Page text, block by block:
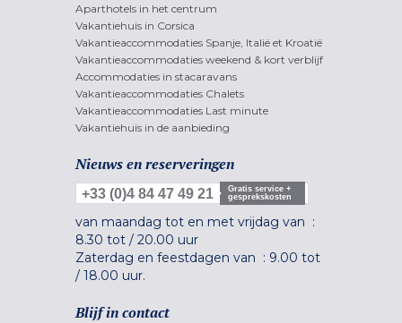
Aparthotels in het centrum
Vakantiehuis in Corsica
Vakantieaccommodaties Spanje, Italië et Kroatië
Vakantieaccommodaties weekend & kort verblijf
Accommodaties in stacaravans
Vakantieaccommodaties Chalets
Vakantieaccommodaties Last minute
Vakantiehuis in de aanbieding
Nieuws en reserveringen
+33 (0)4 84 47 49 21
Gratis service +
gesprekskosten
van maandag tot en met vrijdag van :
8.30 tot / 20.00 uur
Zaterdag en feestdagen van : 9.00 tot
/ 18.00 uur.
Blijf in contact